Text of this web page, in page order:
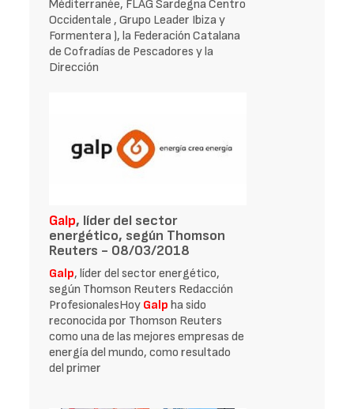
Méditerranée, FLAG Sardegna Centro
Occidentale , Grupo Leader Ibiza y
Formentera ), la Federación Catalana
de Cofradías de Pescadores y la
Dirección
Galp, líder del sector
energético, según Thomson
Reuters - 08/03/2018
Galp, líder del sector energético,
según Thomson Reuters Redacción
ProfesionalesHoy Galp ha sido
reconocida por Thomson Reuters
como una de las mejores empresas de
energía del mundo, como resultado
del primer